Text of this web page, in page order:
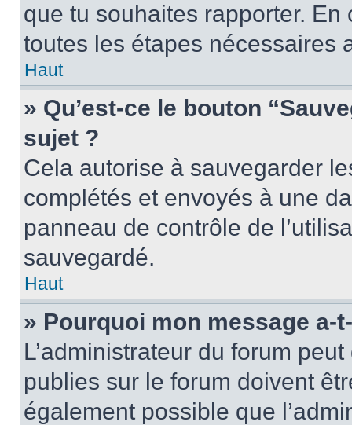
que tu souhaites rapporter.
toutes les étapes nécessaires
Haut
» Qu’est-ce le bouton
sujet ?
Cela autorise à sauvegarder
complétés et envoyés à une
panneau de contrôle de
sauvegardé.
Haut
» Pourquoi mon message a-
L’administrateur du forum
publies sur le forum doivent
également possible que